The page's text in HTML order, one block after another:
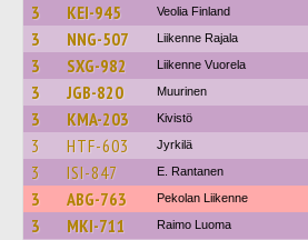
3 KEI-945 Veolia Finland
3 NNG-507 Liikenne Rajala
3 SXG-982 Liikenne Vuorela
3 JGB-820 Muurinen
3 KMA-203 Kivistö
3 HTF-603 Jyrkilä
3 ISI-847 E. Rantanen
3 ABG-763 Pekolan Liikenne
3 MKI-711 Raimo Luoma